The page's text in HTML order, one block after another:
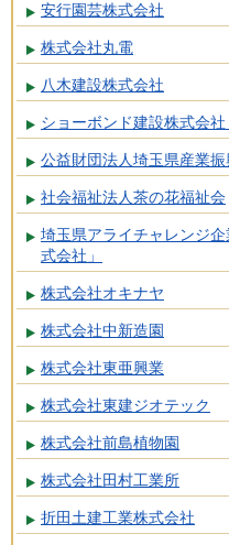
安行園芸株式会社
株式会社丸電
八木建設株式会社
ショーボンド建設株式会
公益財団法人埼玉県産業振
社会福祉法人茶の花福祉会
埼玉県アライチャレンジ
式会社」
株式会社オキナヤ
株式会社中新造園
株式会社東亜興業
株式会社東建ジオテック
株式会社前島植物園
株式会社田村工業所
折田土建工業株式会社